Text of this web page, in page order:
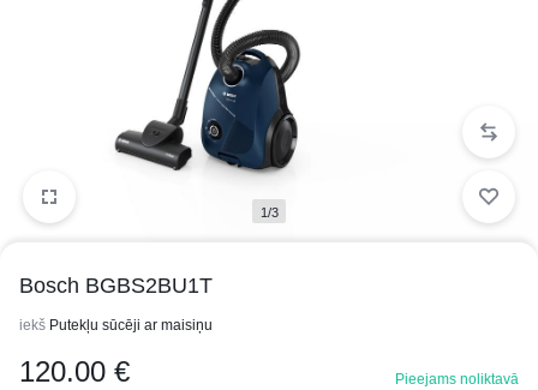
1/3
Bosch BGBS2BU1T
iekš Putekļu sūcēji ar maisiņu
120.00 € Pieejams noliktavā